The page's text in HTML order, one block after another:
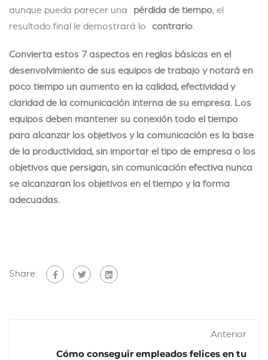
aunque pueda parecer una pérdida de tiempo, el
resultado final le demostrará lo contrario
Convierta estos 7 aspectos en reglas básicas en el
desenvolvimiento de sus equipos de trabajo y notará en
poco tiempo un aumento en la calidad, efectividad y
claridad de la comunicación interna de su empresa. Los
equipos deben mantener su conexión todo el tiempo
para alcanzar los objetivos y la comunicación es la base
de la productividad, sin importar el tipo de empresa o los
objetivos que persigan, sin comunicación efectiva nunca
se alcanzaran los objetivos en el tiempo y la forma
adecuadas.
Share:
Anterior
Cómo conseguir empleados felices en tu